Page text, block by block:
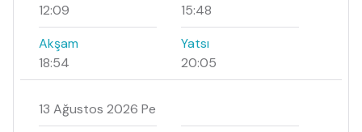
12:09
15:48
Akşam
18:54
Yatsı
20:05
13 Ağustos 2026 Pe